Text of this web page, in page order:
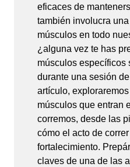
eficaces de
también involucra
músculos en todo
¿alguna vez te has
músculos específicos
durante una sesión
artículo,
músculos que entran
corremos, desde las
cómo el acto de
fortalecimiento.
claves de una de las